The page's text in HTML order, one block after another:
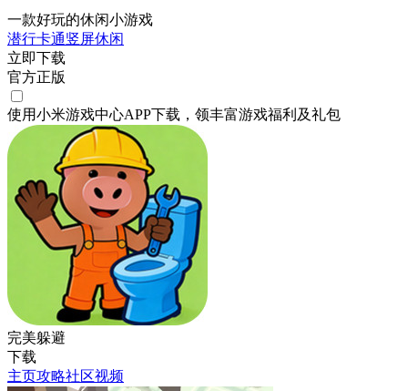
一款好玩的休闲小游戏
潜行卡通竖屏休闲
立即下载
官方正版
使用小米游戏中心APP下载 ，领丰富游戏福利 及礼包
完美躲避
下载
主页攻略社区视频